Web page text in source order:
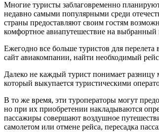
Многие туристы заблаговременно
недавно самыми популярными среди
страны предоставляют своим гостям
комфортное авиапутешествие на выбранный
Ежегодно все больше туристов для
сайт авиакомпании, найти необходимый
Далеко не каждый турист понимает
который выкупается туристическими
В то же время, эти туроператоры могут
но при их приобретении накладываются
пассажиры совершают воздушное
самолетом или отмене рейса, пересадка